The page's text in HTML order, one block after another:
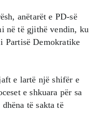
anëtarët e PD-së
në të gjithë vendin, ku
Demokratike
e lartë një shifër e
e shkuara për sa
të sakta të